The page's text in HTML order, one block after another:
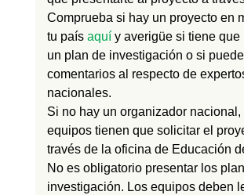
Comprueba si hay un proyecto en
tu país aquí y averigüe si tiene que
un plan de investigación o si
comentarios al respecto de
nacionales.
Si no hay un organizador nacional,
equipos tienen que solicitar el
través de la oficina de Educación
No es obligatorio presentar los
investigación. Los equipos deben